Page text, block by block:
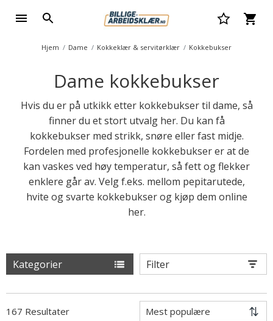
Hjem Dame Kokkeklær & servitørklær Kokkebukser
Dame kokkebukser
Hvis du er på utkikk etter kokkebukser til dame, så
finner du et stort utvalg her. Du kan få
kokkebukser med strikk, snøre eller fast midje.
Fordelen med profesjonelle kokkebukser er at de
kan vaskes ved høy temperatur, så fett og flekker
enklere går av. Velg f.eks. mellom pepitarutede,
hvite og svarte kokkebukser og kjøp dem online
her.
Kategorier Filter
167 Resultater